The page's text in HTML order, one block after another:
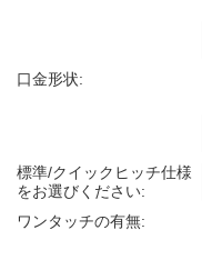
口金形状:
標準/クイックヒッチ仕様
をお選びください:
ワンタッチの有無: